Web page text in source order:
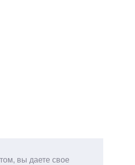
вы даете свое